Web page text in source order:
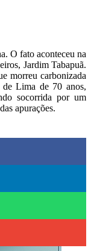
O fato aconteceu na
Jardim Tabapuã.
morreu carbonizada
Lima de 70 anos,
socorrida por um
apurações.